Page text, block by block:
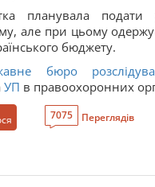
планувала подати
але при цьому
бюджету.
бюро
УП в правоохоронних
7075 Переглядів